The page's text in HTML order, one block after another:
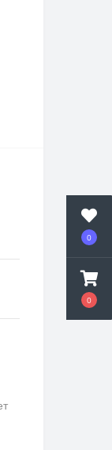
0
0